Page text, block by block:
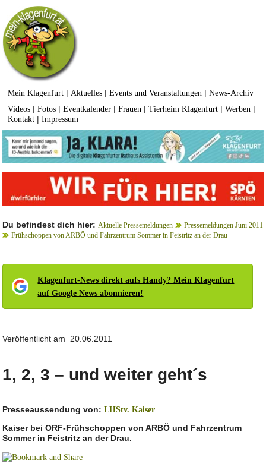
Mein Klagenfurt | Aktuelles |Events und Veranstaltungen |News-Archiv
Videos |Fotos |Eventkalender |Frauen |Tierheim Klagenfurt |Werben |
Kontakt |Impressum
Du befindest dich hier: Aktuelle Pressemeldungen
Pressemeldungen Juni 2011
Frühschoppen von ARBÖ und Fahrzentrum Sommer in Feistritz an der Drau
Klagenfurt-News direkt aufs Handy? Mein Klagenfurt
auf Google News abonnieren!
Veröffentlicht am 20.06.2011
1, 2, 3 – und weiter geht´s
Presseaussendung von:LHStv. Kaiser
Kaiser bei ORF-Frühschoppen von ARBÖ und Fahrzentrum
Sommer in Feistritz an der Drau.